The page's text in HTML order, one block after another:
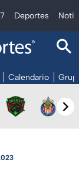
Deportes
Calendario